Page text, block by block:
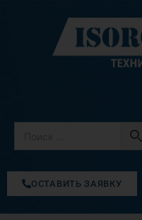
содержимому
ОСТАВИТЬ ЗАЯВКУ